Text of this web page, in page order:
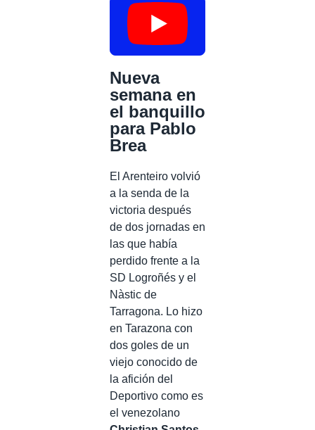
Nueva
semana en
el banquillo
para Pablo
Brea
El Arenteiro volvió
a la senda de la
victoria después
de dos jornadas en
las que había
perdido frente a la
SD Logroñés y el
Nàstic de
Tarragona. Lo hizo
en Tarazona con
dos goles de un
viejo conocido de
la afición del
Deportivo como es
el venezolano